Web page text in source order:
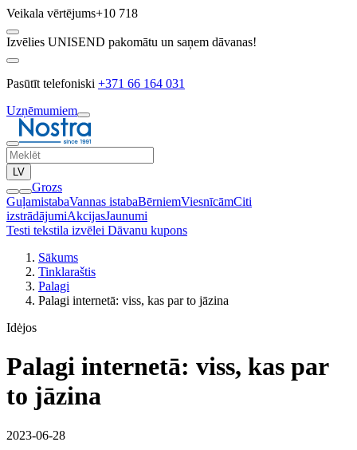
Veikala vērtējums+10 718
Izvēlies UNISEND pakomātu un saņem dāvanas!
Pasūtīt telefoniski +371 66 164 031
Uzņēmumiem
LV
Grozs
GuļamistabaVannas istabaBērniemViesnīcāmCiti
izstrādājumiAkcijasJaunumi
Testi tekstila izvēlei Dāvanu kupons
Sākums
Tinklaraštis
Palagi
Palagi internetā: viss, kas par to jāzina
Idėjos
Palagi internetā: viss, kas par
to jāzina
2023-06-28